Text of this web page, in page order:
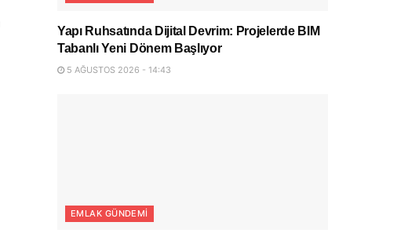
Yapı Ruhsatında Dijital Devrim: Projelerde BIM
Tabanlı Yeni Dönem Başlıyor
5 AĞUSTOS 2026 - 14:43
EMLAK GÜNDEMI